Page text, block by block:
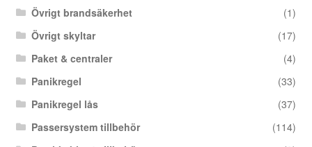
Övrigt brandsäkerhet
(1)
Övrigt skyltar
(17)
Paket & centraler
(4)
Panikregel
(33)
Panikregel lås
(37)
Passersystem tillbehör
(114)